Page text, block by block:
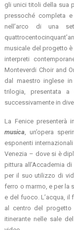
gli unici titoli della sua
pressoché completa
nell’arco di una
musicale del progetto
interpreti
Monteverdi Choir and
dal maestro inglese
trilogia, presentata a
successivamente in
La Fenice presenterà
musica, un’opera
esponenti
Venezia – dove si è
pittura all’Accademia
per il suo utilizzo di
ferro o marmo, e per la
e del fuoco. L’acqua,
al centro del progetto
itinerante nelle sale